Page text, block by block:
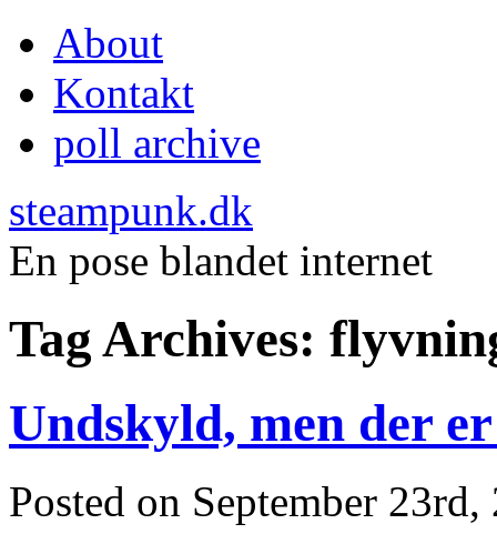
About
Kontakt
poll archive
steampunk.dk
En pose blandet internet
Tag Archives:
Undskyld, men der
Posted on September 23rd,